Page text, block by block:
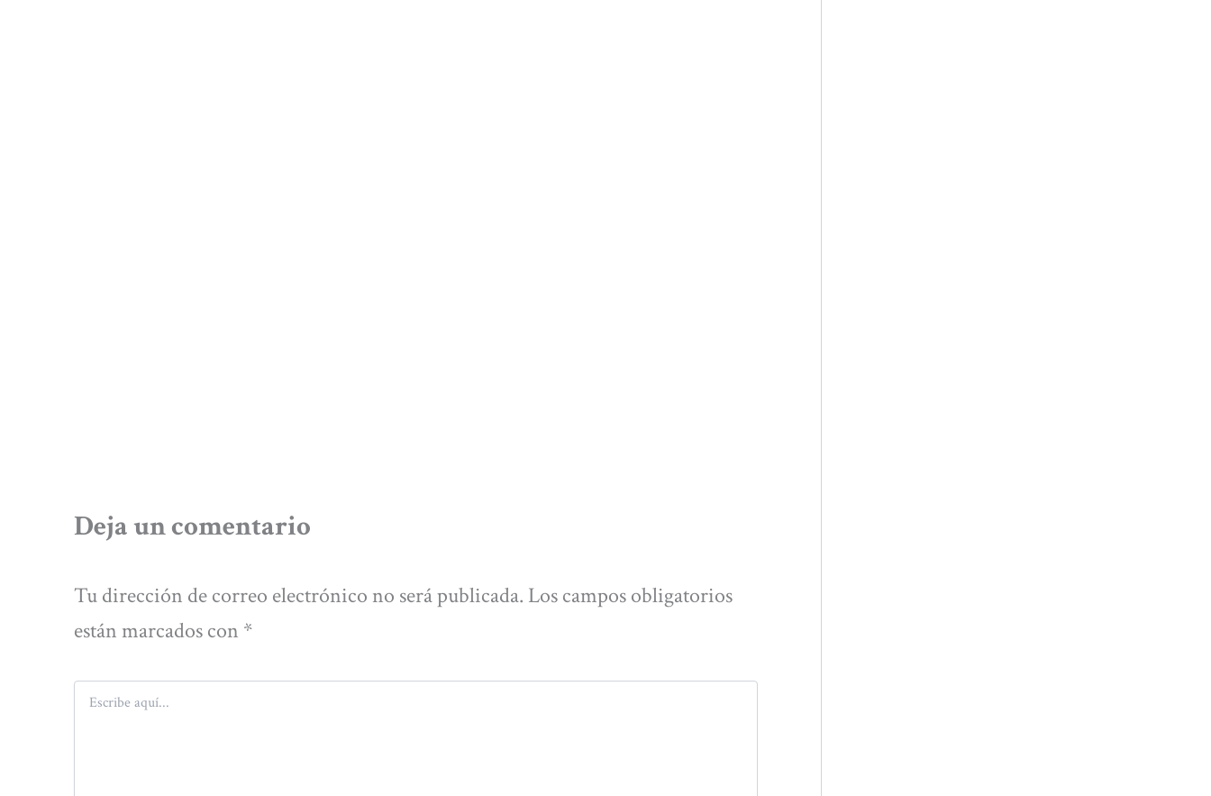
Deja un comentario
Tu dirección de correo electrónico no será publicada. Los campos obligatorios
están marcados con *
Escribe
aquí...